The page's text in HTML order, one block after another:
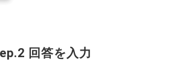
回答を入力